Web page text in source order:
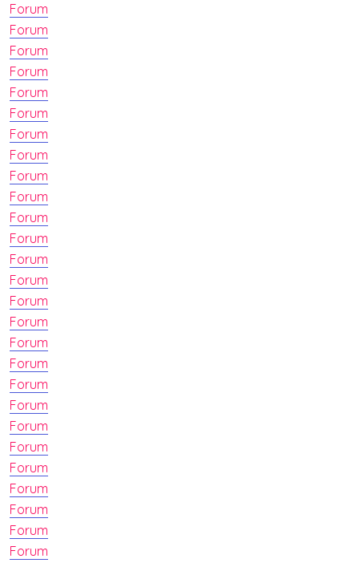
Forum
Forum
Forum
Forum
Forum
Forum
Forum
Forum
Forum
Forum
Forum
Forum
Forum
Forum
Forum
Forum
Forum
Forum
Forum
Forum
Forum
Forum
Forum
Forum
Forum
Forum
Forum